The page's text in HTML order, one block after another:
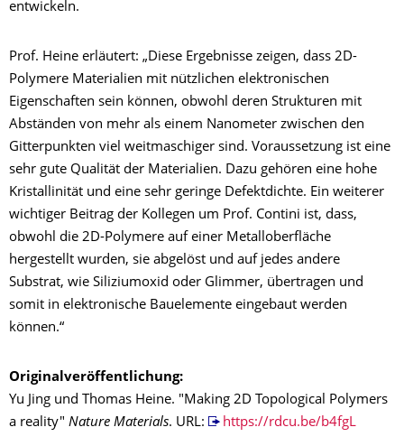
entwickeln.
Prof. Heine erläutert: „Diese Ergebnisse zeigen, dass 2D-
Polymere Materialien mit nützlichen elektronischen
Eigenschaften sein können, obwohl deren Strukturen mit
Abständen von mehr als einem Nanometer zwischen den
Gitterpunkten viel weitmaschiger sind. Voraussetzung ist eine
sehr gute Qualität der Materialien. Dazu gehören eine hohe
Kristallinität und eine sehr geringe Defektdichte. Ein weiterer
wichtiger Beitrag der Kollegen um Prof. Contini ist, dass,
obwohl die 2D-Polymere auf einer Metalloberfläche
hergestellt wurden, sie abgelöst und auf jedes andere
Substrat, wie Siliziumoxid oder Glimmer, übertragen und
somit in elektronische Bauelemente eingebaut werden
können.“
Originalveröffentlichung:
Yu Jing und Thomas Heine. "Making 2D Topological Polymers
a reality" Nature Materials. URL: https://rdcu.be/b4fgL